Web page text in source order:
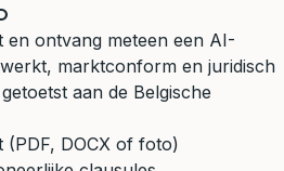
ontvang meteen een AI-
marktconform en juridisch
aan de Belgische
DOCX of foto)